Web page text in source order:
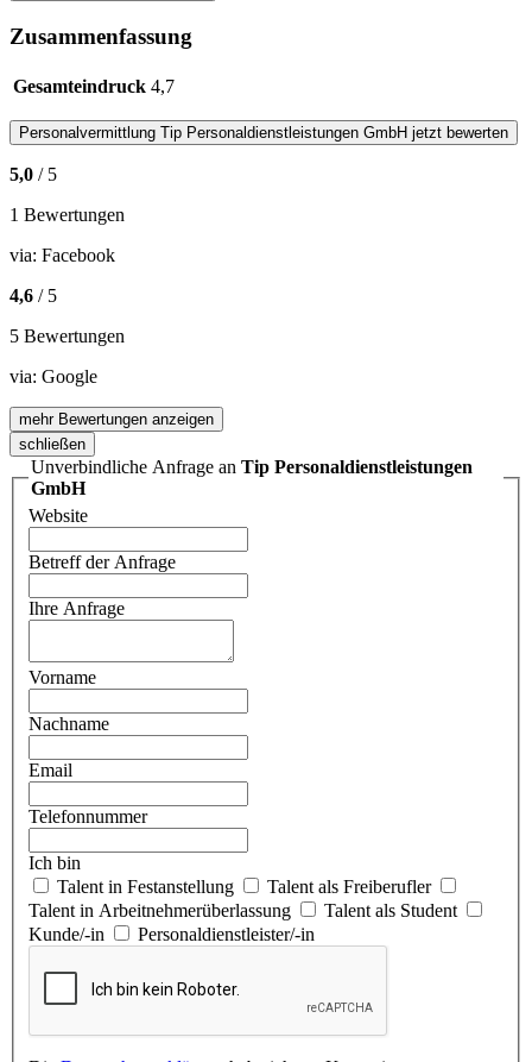
Zusammenfassung
Gesamteindruck 4,7
Personalvermittlung Tip Personaldienstleistungen GmbH jetzt bewerten
5,0 / 5
1 Bewertungen
via: Facebook
4,6 / 5
5 Bewertungen
via: Google
mehr Bewertungen anzeigen
schließen
Unverbindliche Anfrage an Tip Personaldienstleistungen
GmbH
Website
Betreff der Anfrage
Ihre Anfrage
Vorname
Nachname
Email
Telefonnummer
Ich bin
Talent in Festanstellung
Talent als Freiberufler
Talent in Arbeitnehmerüberlassung
Talent als Student
Kunde/-in
Personaldienstleister/-in